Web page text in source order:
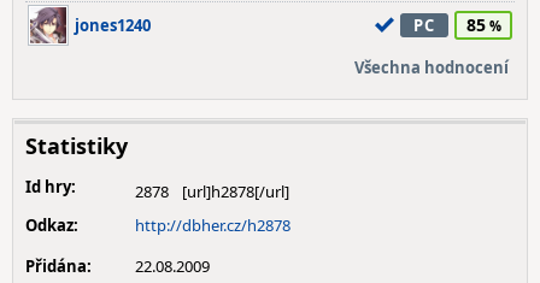
jones1240 PC 85
Všechna hodnocení
Statistiky
Id hry:
2878
Odkaz:
http://dbher.cz/h2878
Přidána:
22.08.2009